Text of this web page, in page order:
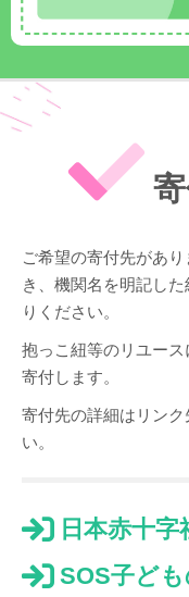
ご希望の寄付先があ
き、機関名を明記し
りください。
抱っこ紐等のリユー
寄付します。
寄付先の詳細はリン
い。
日本赤十字
SOS子ど